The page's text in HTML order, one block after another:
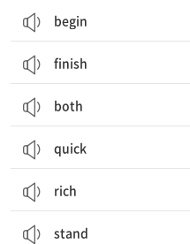
begin
finish
both
quick
rich
stand